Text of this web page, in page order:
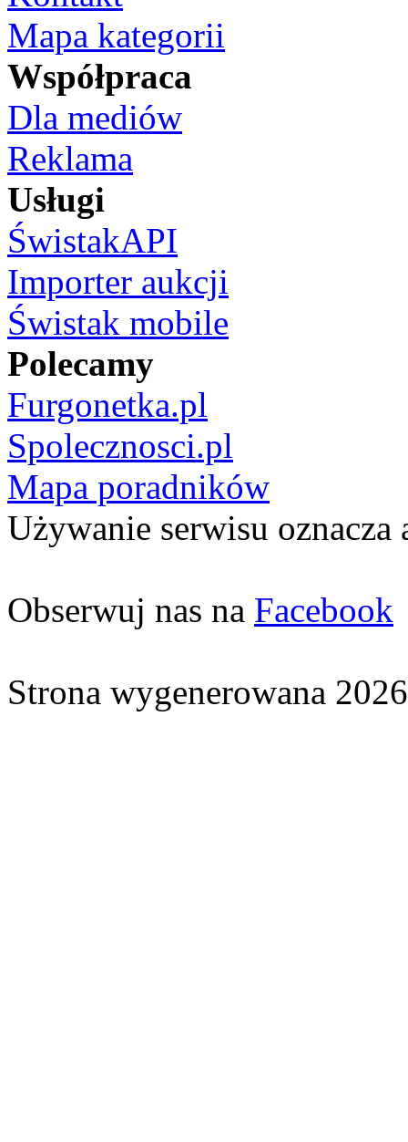
Mapa kategorii
Współpraca
Dla mediów
Reklama
Usługi
ŚwistakAPI
Importer aukcji
Świstak mobile
Polecamy
Furgonetka.pl
Spolecznosci.pl
Mapa poradników
Używanie serwisu oznacza
Obserwuj nas na Facebook
Strona wygenerowana